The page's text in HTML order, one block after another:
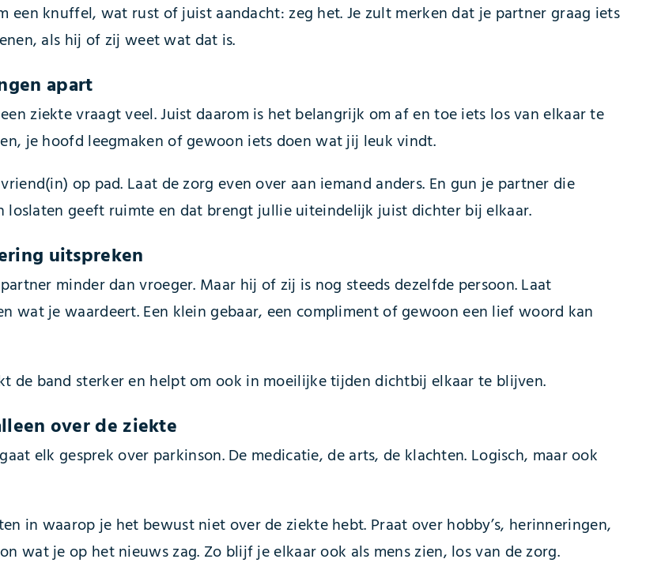
een knuffel, wat rust of juist aandacht: zeg het. Je zult merken dat je partner graag iets
als hij of zij weet wat dat is.
apart
ziekte vraagt veel. Juist daarom is het belangrijk om af en toe iets los van elkaar te
je hoofd leegmaken of gewoon iets doen wat jij leuk vindt.
op pad. Laat de zorg even over aan iemand anders. En gun je partner die
loslaten geeft ruimte en dat brengt jullie uiteindelijk juist dichter bij elkaar.
uitspreken
minder dan vroeger. Maar hij of zij is nog steeds dezelfde persoon. Laat
wat je waardeert. Een klein gebaar, een compliment of gewoon een lief woord kan
de band sterker en helpt om ook in moeilijke tijden dichtbij elkaar te blijven.
over de ziekte
elk gesprek over parkinson. De medicatie, de arts, de klachten. Logisch, maar ook
in waarop je het bewust niet over de ziekte hebt. Praat over hobby’s, herinneringen,
wat je op het nieuws zag. Zo blijf je elkaar ook als mens zien, los van de zorg.